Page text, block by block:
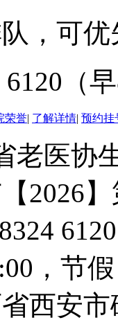
，可优
6120（
荣誉| 了解详情| 预约挂
老医协
2026
，节
西安